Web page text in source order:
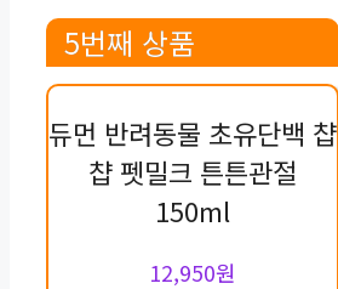
5번째 상품
듀먼 반려동물 초유단백 챱
챱 펫밀크 튼튼관절
150ml
12,950원